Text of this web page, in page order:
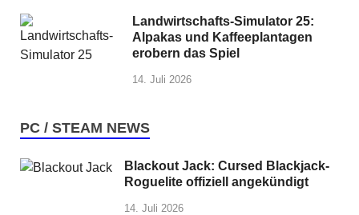
Landwirtschafts-Simulator 25:
Alpakas und Kaffeeplantagen
erobern das Spiel
14. Juli 2026
PC / STEAM NEWS
Blackout Jack: Cursed Blackjack-
Roguelite offiziell angekündigt
14. Juli 2026